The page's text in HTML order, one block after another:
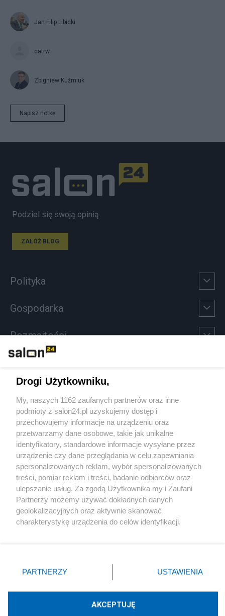
Jan Filip Libicki
catrw
Zbigniew Kuźmiuk
Napisz notkę
Podziel się swoją opinią
ZAŁÓŻ BLOG
Polityka
Gospodarka
Rozmaitości
Sport
Społeczeństwo
Kultura
X Facebook Instagram Youtube
Drogi Użytkowniku,
My, naszych 1162 zaufanych partnerów oraz inne
podmioty z salon24.pl uzyskujemy dostęp i
przechowujemy informacje na urządzeniu oraz
przetwarzamy dane osobowe, takie jak unikalne
identyfikatory, standardowe informacje wysyłane przez
urządzenie czy dane przeglądania w celu zapewniania
spersonalizowanych reklam, wybór spersonalizowanych
treści, pomiar reklam i treści, badanie odbiorców oraz
ulepszanie usług. Za zgodą Użytkownika my i Zaufani
Partnerzy możemy używać dokładnych danych
geolokalizacyjnych oraz aktywnie skanować
charakterystykę urządzenia do celów identyfikacji.
zmienić/wycofać klikając przycisk ustawień prywatności
znajdujący się w lewym dolnym rogu strony
rodzaje przetwarzania danych nie wymagają zgody
użytkownika, ale masz prawo sprzeciwić się takiemu
przetwarzaniu. Preferencje będą miały zastosowania tylko
PARTNERZY USTAWIENIA
AKCEPTUJĘ